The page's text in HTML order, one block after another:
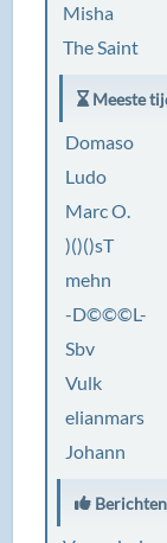
Misha
The Saint
Meeste
Domaso
Ludo
Marc O.
)()()sT
mehn
-D©©©L-
Sbv
Vulk
elianmars
Johann